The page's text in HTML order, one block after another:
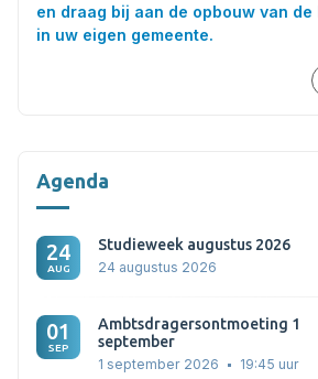
en draag bij aan de opbouw van
in uw eigen gemeente.
Agenda
24
AUG
Studieweek augustus 2026
24 augustus 2026
01
SEP
Ambtsdragersontmoeting 1
september
1 september 2026 19:45 uur